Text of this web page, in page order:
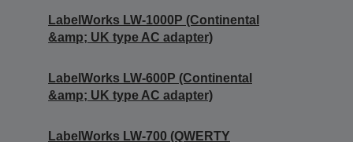
LabelWorks LW-1000P (Continental
&amp; UK type AC adapter)
LabelWorks LW-600P (Continental
&amp; UK type AC adapter)
LabelWorks LW-700 (QWERTY